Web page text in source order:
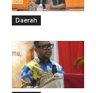
Daerah